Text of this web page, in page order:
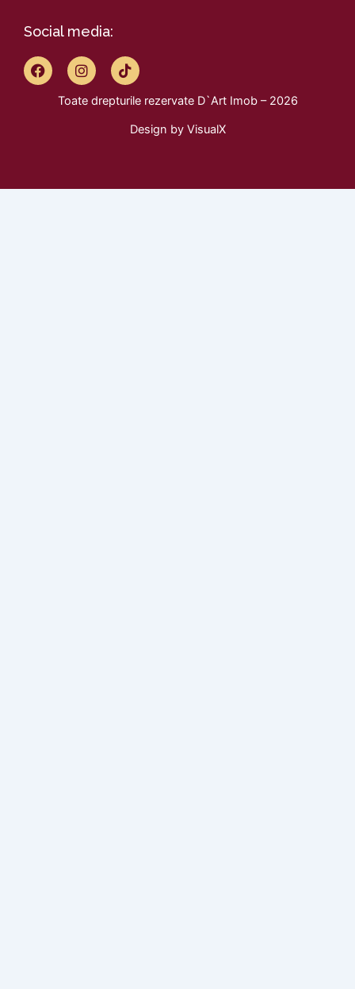
Social media:
F
a
I
n
t
T
i
t
k
Toate drepturile rezervate D`Art Imob – 2026
Design by VisualX